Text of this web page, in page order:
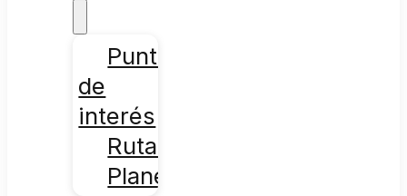
Puntos
de
interés
Rutas
Planes